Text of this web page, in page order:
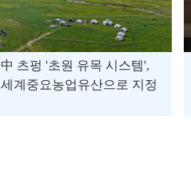
中 츠펑 '초원 유목 시스템',
세계중요농업유산으로 지정